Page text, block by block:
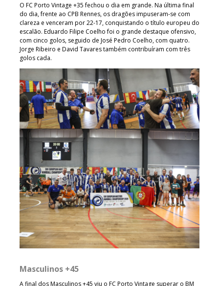
O FC Porto Vintage +35 fechou o dia em grande. Na última final
do dia, frente ao CPB Rennes, os dragões impuseram-se com
clareza e venceram por 22-17, conquistando o título europeu do
escalão. Eduardo Filipe Coelho foi o grande destaque ofensivo,
com cinco golos, seguido de José Pedro Coelho, com quatro.
Jorge Ribeiro e David Tavares também contribuíram com três
golos cada.
Masculinos +45
A final dos Masculinos +45 viu o FC Porto Vintage superar o BM